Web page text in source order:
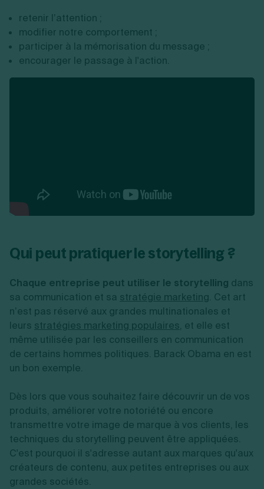
retenir l’attention ;
modifier notre comportement ;
participer à la mémorisation du message ;
encourager le passage à l'action.
Qui peut pratiquer le storytelling ?
Chaque entreprise peut utiliser le storytelling dans
sa communication et sa stratégie marketing. Cet art
n’est pas réservé aux grandes multinationales et
leurs stratégies marketing populaires, et elle est
même utilisée par les conseillers en communication
de certains hommes politiques. Barack Obama en est
un bon exemple.
Dès lors que vous souhaitez faire découvrir un de vos
produits, améliorer votre notoriété ou encore
transmettre votre image de marque à vos clients, les
techniques du storytelling peuvent être appliquées.
C'est pourquoi il s'adresse autant aux marques qu'aux
créateurs de contenu, aux petites entreprises ou aux
grandes sociétés.